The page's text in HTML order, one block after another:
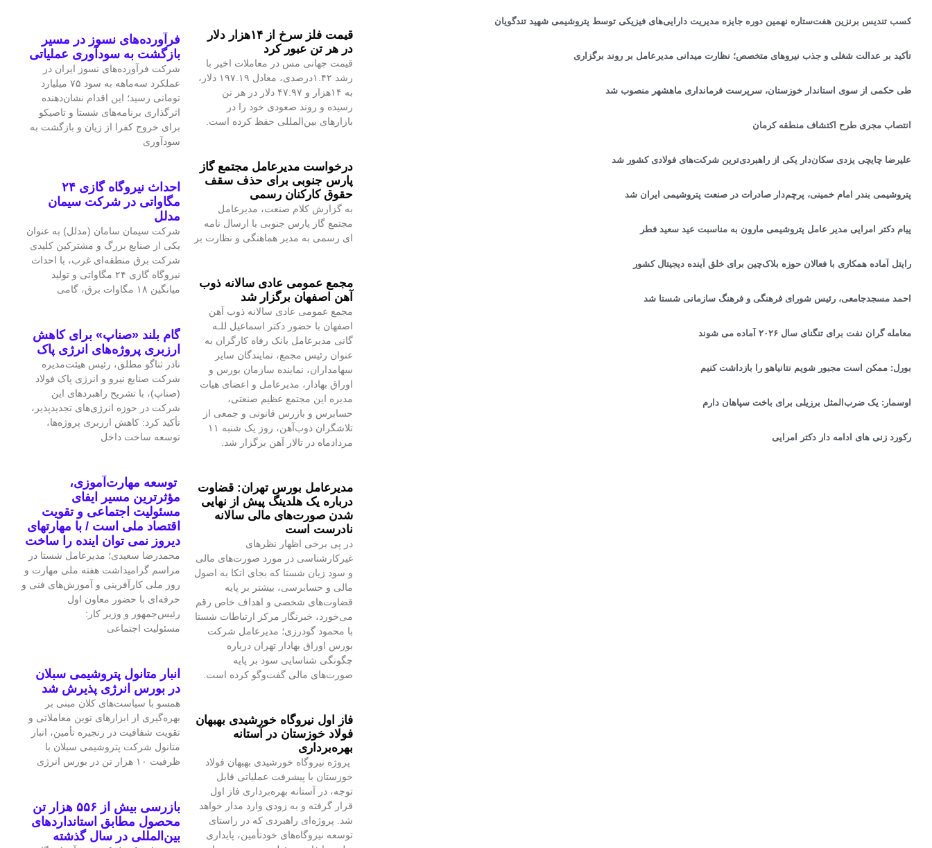
کسب تندیس برنزین هفت‌ستاره نهمین دوره جایزه مدیریت دارایی‌های فیزیکی توسط پتروشیمی شهید تندگویان
تأکید بر عدالت شغلی و جذب نیروهای متخصص؛ نظارت میدانی مدیرعامل بر روند برگزاری
طی حکمی از سوی استاندار خوزستان، سرپرست فرمانداری ماهشهر منصوب شد
انتصاب مجری طرح اکتشاف منطقه کرمان
علیرضا چایچی یزدی سکان‌دار یکی از راهبردی‌ترین شرکت‌های فولادی کشور شد
پتروشیمی بندر امام خمینی، پرچم‌دار صادرات در صنعت پتروشیمی ایران شد
پیام دکتر امرایی مدیر عامل پتروشیمی مارون به مناسبت عید سعید فطر
رایتل آماده همکاری با فعالان حوزه بلاک‌چین برای خلق آینده دیجیتال کشور
احمد مسجدجامعی، رئیس شورای فرهنگی و فرهنگ سازمانی شستا شد
معامله گران نفت برای تنگنای سال ۲۰۲۶ آماده می شوند
بورل: ممکن است مجبور شویم نتانیاهو را بازداشت کنیم
اوسمار: یک ضرب‌المثل برزیلی برای باخت سپاهان دارم
رکورد زنی های ادامه دار دکتر امرایی
قیمت فلز سرخ از ۱۴هزار دلار
در هر تن عبور کرد
قیمت جهانی مس در معاملات اخیر با
رشد ۱.۴۲درصدی، معادل ۱۹۷.۱۹ دلار،
به ۱۴هزار و ۴۷.۹۷ دلار در هر تن
رسیده و روند صعودی خود را در
بازارهای بین‌المللی حفظ کرده است.
درخواست مدیرعامل مجتمع گاز
پارس جنوبی برای حذف سقف
حقوق کارکنان رسمی
به گزارش کلام صنعت، مدیرعامل
مجتمع گاز پارس جنوبی با ارسال نامه
ای رسمی به مدیر هماهنگی و نظارت بر
مجمع عمومی عادی سالانه ذوب
آهن اصفهان برگزار شد
مجمع عمومی عادی سالانه ذوب آهن
اصفهان با حضور دکتر اسماعیل للـه
گانی مدیرعامل بانک رفاه کارگران به
عنوان رئیس مجمع، نمایندگان سایر
سهامداران، نماینده سازمان بورس و
اوراق بهادار، مدیرعامل و اعضای هیات
مدیره این مجتمع عظیم صنعتی،
حسابرس و بازرس قانونی و جمعی از
تلاشگران ذوب‌آهن، روز یک شنبه ۱۱
مردادماه در تالار آهن برگزار شد.
مدیرعامل بورس تهران: قضاوت
درباره یک هلدینگ پیش از نهایی
شدن صورت‌های مالی سالانه
نادرست است
در پی برخی اظهار نظرهای
غیرکارشناسی در مورد صورت‌های مالی
و سود زیان شستا که بجای اتکا به اصول
مالی و حسابرسی، بیشتر بر پایه
قضاوت‌‌های شخصی و اهداف خاص رقم
می‌خورد، خبرنگار مرکز ارتباطات شستا
با محمود گودرزی؛ مدیرعامل شرکت
بورس اوراق بهادار تهران درباره
چگونگی شناسایی سود بر پایه
صورت‌های مالی گفت‌وگو کرده است.
فاز اول نیروگاه خورشیدی بهبهان
فولاد خوزستان در آستانه
بهره‌برداری
پروژه نیروگاه خورشیدی بهبهان فولاد
خوزستان با پیشرفت عملیاتی قابل‌
توجه، در آستانه بهره‌برداری فاز اول
قرار گرفته و به‌ زودی وارد مدار خواهد
شد. پروژه‌ای راهبردی که در راستای
توسعه نیروگاه‌های خودتأمین، پایداری
فرآورده‌های نسوز در مسیر
بازگشت به سودآوری عملیاتی
شرکت فرآورده‌های نسوز ایران در
عملکرد سه‌ماهه به سود ۷۵ میلیارد
تومانی رسید؛ این اقدام نشان‌دهنده
اثرگذاری برنامه‌های شستا و تاصیکو
برای خروج کفرا از زیان و بازگشت به
سودآوری
احداث نیروگاه گازی ۲۴
مگاواتی در شرکت سیمان
مدلل
شرکت سیمان سامان (مدلل) به عنوان
یکی از صنایع بزرگ و مشترکین کلیدی
شرکت برق منطقه‌ای غرب، با احداث
نیروگاه گازی ۲۴ مگاواتی و تولید
میانگین ۱۸ مگاوات برق، گامی
گام بلند «صناپ» برای کاهش
ارزبری پروژه‌های انرژی پاک
نادر ثناگو مطلق، رئیس هیئت‌مدیره
شرکت صنایع نیرو و انرژی پاک فولاد
(صناپ)، با تشریح راهبردهای این
شرکت در حوزه انرژی‌های تجدیدپذیر،
تأکید کرد: کاهش ارزبری پروژه‌ها،
توسعه ساخت داخل
توسعه مهارت‌آموزی،
مؤثرترین مسیر ایفای
مسئولیت اجتماعی و تقویت
اقتصاد ملی است / با مهارتهای
دیروز نمی توان اینده را ساخت
محمدرضا سعیدی؛ مدیرعامل شستا در
مراسم گرامیداشت هفته ملی مهارت و
روز ملی کارآفرینی و آموزش‌های فنی و
حرفه‌ای با حضور معاون اول
رئیس‌جمهور و وزیر کار:
مسئولیت اجتماعی
انبار متانول پتروشیمی سبلان
در بورس انرژی پذیرش شد
همسو با سیاست‌های کلان مبنی بر
بهره‌گیری از ابزارهای نوین معاملاتی و
تقویت شفافیت در زنجیره تأمین، انبار
متانول شرکت پتروشیمی سبلان با
ظرفیت ۱۰ هزار تن در بورس انرژی
بازرسی بیش از ۵۵۶ هزار تن
محصول مطابق استانداردهای
بین‌المللی در سال گذشته